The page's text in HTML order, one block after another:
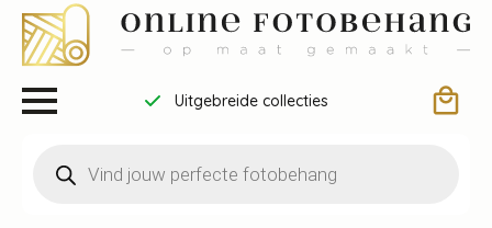
Uitgebreide collecties
zoeken